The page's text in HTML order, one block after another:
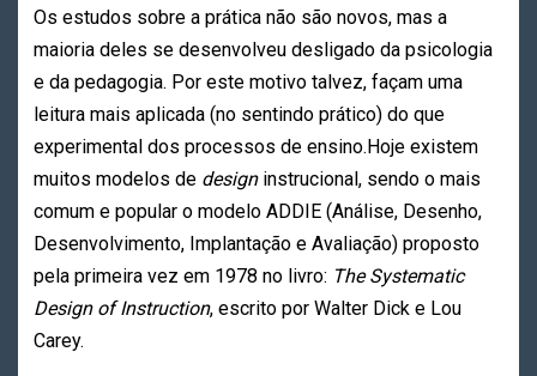
Os estudos sobre a prática não são novos, mas a
maioria deles se desenvolveu desligado da psicologia
e da pedagogia. Por este motivo talvez, façam uma
leitura mais aplicada (no sentindo prático) do que
experimental dos processos de ensino.Hoje existem
muitos modelos de design instrucional, sendo o mais
comum e popular o modelo ADDIE (Análise, Desenho,
Desenvolvimento, Implantação e Avaliação) proposto
pela primeira vez em 1978 no livro: The Systematic
Design of Instruction, escrito por Walter Dick e Lou
Carey.